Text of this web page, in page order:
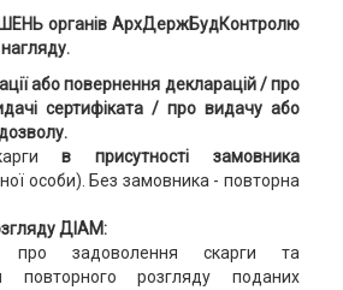
органів АрхДержБудКонтролю
або повернення декларацій / про
сертифіката / про видачу або
в присутності замовника
особи). Без замовника - повторна
ДІАМ:
задоволення скарги та
повторного розгляду поданих